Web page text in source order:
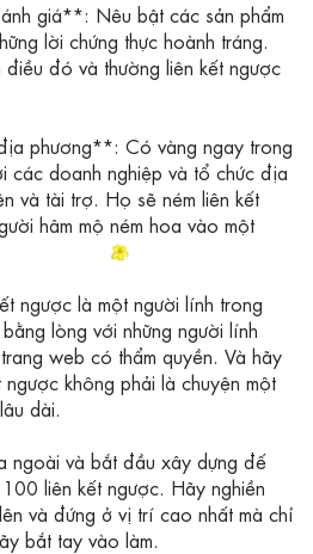
giá**: Nêu bật các sản phẩm
lời chứng thực hoành tráng.
đó và thường liên kết ngược
phương**: Có vàng ngay trong
các doanh nghiệp và tổ chức địa
và tài trợ. Họ sẽ ném liên kết
hâm mộ ném hoa vào một
ngược là một người lính trong
lòng với những người lính
web có thẩm quyền. Và hãy
không phải là chuyện một
dài.
ngoài và bắt đầu xây dựng đế
liên kết ngược. Hãy nghiền
và đứng ở vị trí cao nhất mà chỉ
bắt tay vào làm.